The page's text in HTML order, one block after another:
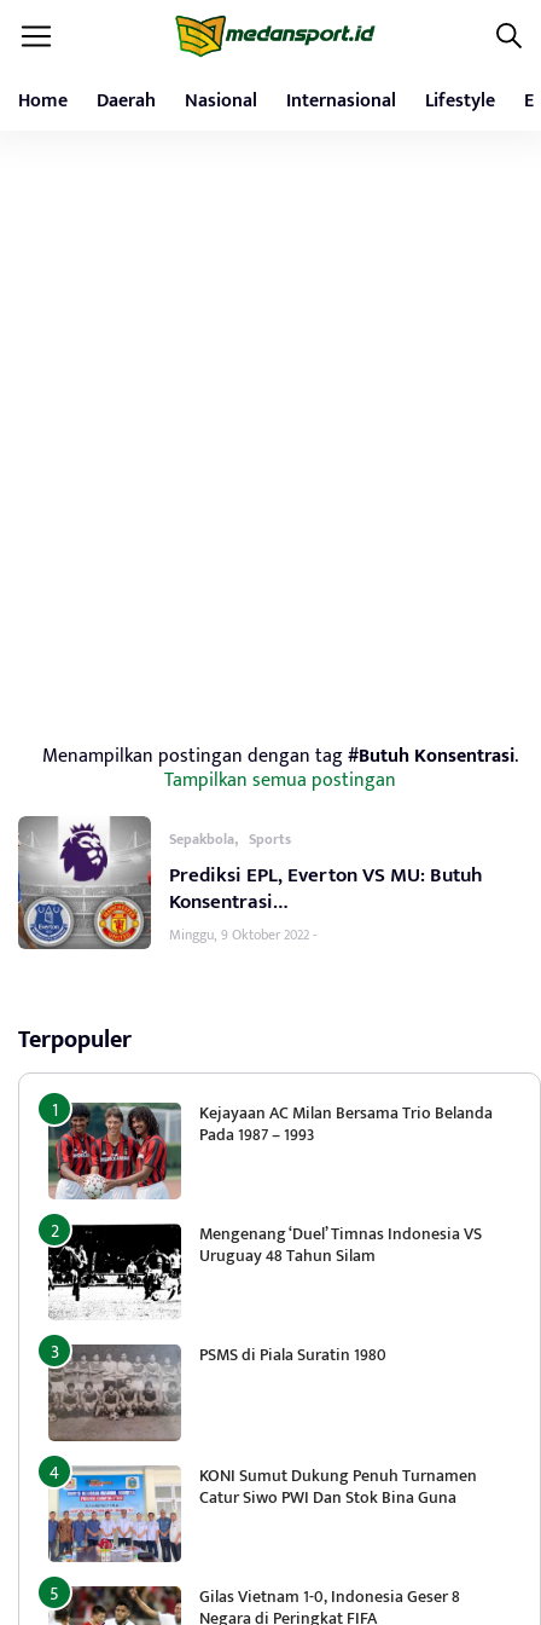
Home Daerah Nasional Internasional Lifestyle
Menampilkan postingan dengan tag#Butuh Konsentrasi.
Tampilkan semua postingan
Sepakbola, Sports
Prediksi EPL, Everton VS MU: Butuh
Konsentrasi…
Minggu, 9 Oktober 2022 -
Terpopuler
Kejayaan AC Milan Bersama Trio Belanda
Pada 1987 – 1993
Mengenang ‘Duel’ Timnas Indonesia VS
Uruguay 48 Tahun Silam
PSMS di Piala Suratin 1980
KONI Sumut Dukung Penuh Turnamen
Catur Siwo PWI Dan Stok Bina Guna
Gilas Vietnam 1-0, Indonesia Geser 8
Negara di Peringkat FIFA